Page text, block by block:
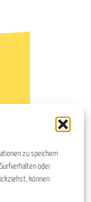
zu speichern
oder
können